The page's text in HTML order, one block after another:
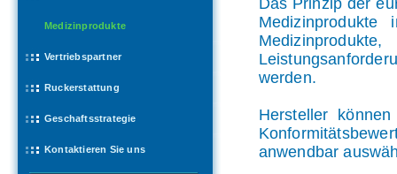
Medizinprodukte
Vertriebspartner
Ruckerstattung
Geschaftsstrategie
Kontaktieren Sie uns
Das Prinzip der
werden.
Hersteller
anwendbar